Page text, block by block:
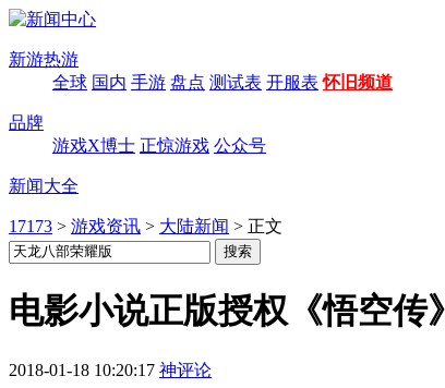
新游热游
全球 国内 手游 盘点 测试表 开服表 怀旧频道
品牌
游戏X博士 正惊游戏 公众号
新闻大全
17173 > 游戏资讯 > 大陆新闻 > 正文
电影小说正版授权《悟空传
2018-01-18 10:20:17 神评论